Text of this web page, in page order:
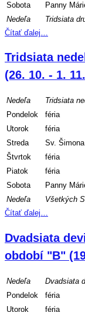
Sobota
Panny
Nedeľa
Tridsiata
Čítať ďalej…
Tridsiata
(26. 10. - 1.
Nedeľa
Tridsiata
Pondelok
féria
Utorok
féria
Streda
Sv.
Štvrtok
féria
Piatok
féria
Sobota
Panny
Nedeľa
Všetkých
Čítať ďalej…
Dvadsiata
období "B"
Nedeľa
Dvadsiata
Pondelok
féria
Utorok
féria